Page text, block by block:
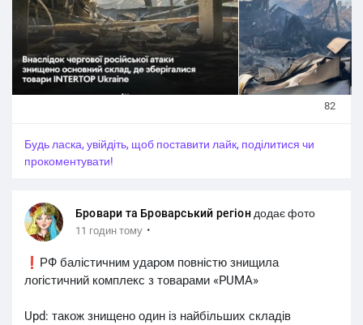
82
Будь ласка, увійдіть, щоб поставити лайк, поділитися чи
прокоментувати!
Бровари та Броварський регіон додає фото
11 годин тому ·
❗️РФ балістичним ударом повністю знищила
логістичний комплекс з товарами «PUMA»
Upd: також знищено один із найбільших складів